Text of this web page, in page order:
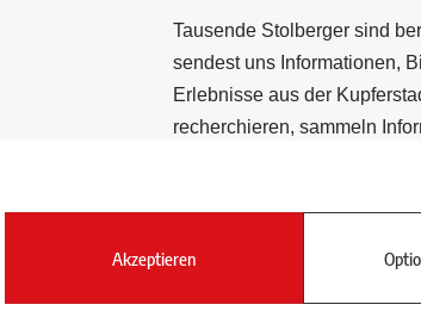
Akzeptieren
Tausende Stolberger sind
sendest uns Informationen,
Erlebnisse aus der
recherchieren, sammeln